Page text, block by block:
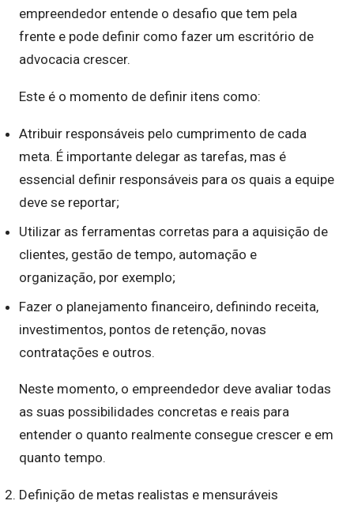
empreendedor entende o desafio que tem pela
frente e pode definir como fazer um escritório de
advocacia crescer.
Este é o momento de definir itens como:
Atribuir responsáveis pelo cumprimento de cada
meta. É importante delegar as tarefas, mas é
essencial definir responsáveis para os quais a equipe
deve se reportar;
Utilizar as ferramentas corretas para a aquisição de
clientes, gestão de tempo, automação e
organização, por exemplo;
Fazer o planejamento financeiro, definindo receita,
investimentos, pontos de retenção, novas
contratações e outros.
Neste momento, o empreendedor deve avaliar todas
as suas possibilidades concretas e reais para
entender o quanto realmente consegue crescer e em
quanto tempo.
Definição de metas realistas e mensuráveis